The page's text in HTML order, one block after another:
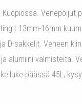
Venepoijut
13mm-16mm
D-sakkelit. Veneen
alumiini valmisteita.
päässä 45L,